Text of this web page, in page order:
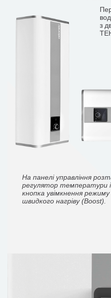
з
На панелі управління
регулятор температури
кнопка увімкнення режиму
швидкого нагріву (Boost).